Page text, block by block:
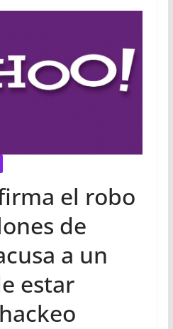
el robo
de
a un
estar